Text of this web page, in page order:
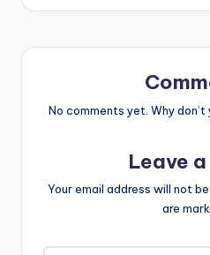
No comments yet. Why
Leave
Your email address will not
are